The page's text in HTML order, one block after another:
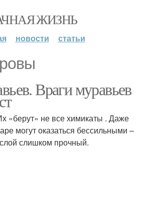
ЖИЗНЬ
новости статьи
Враги муравьев
«берут» не все химикаты . Даже
могут оказаться бессильными –
слишком прочный.